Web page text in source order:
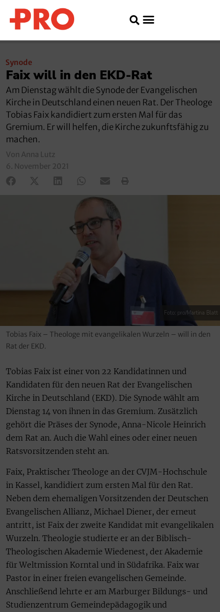
Synode
Faix will in den EKD-Rat
Am Dienstag wählt die Synode der Evangelischen
Kirche in Deutschland einen neuen Rat. Der Theologe
Tobias Faix kandidiert zum ersten Mal für das
Gremium. Er will helfen, die Kirche zukunftsfähig zu
machen.
Von Anna Lutz
6. November 2021
Foto: pro/Martina Blatt
Tobias Faix – Theologe mit evangelikalen Wurzeln – will in den
Rat der EKD.
Tobias Faix ist einer von 22 Kandidatinnen und
Kandidaten für den neuen Rat der Evangelischen
Kirche in Deutschland (EKD). Die Synode wählt am
Dienstag 14 von ihnen in das Gremium. Zusätzlich
gehört die Präses der Synode, Anna-Nicole Heinrich
dem Rat an. Auch die Wahl eines oder einer neuen
Ratsvorsitzenden steht an.
Faix, Praktischer Theologe an der CVJM-Hochschule
in Kassel, kandidiert zum ersten Mal für den Rat.
Neben dem ehemaligen Vorsitzenden der Deutschen
Evangelischen Allianz, Michael Diener, der erneut
antritt, ist Faix der zweite Kandidat mit evangelikalen
Wurzeln. Theologie studierte er an der Biblisch-
Theologischen Akademie Wiedenest, der Akademie
für Weltmission Korntal und in Südafrika. Faix war
Pastor in einer freien evangelischen Gemeinde.
Anschließend lehrte er am Marburger Bildungs- und
Studienzentrum Gemeindepädagogik und